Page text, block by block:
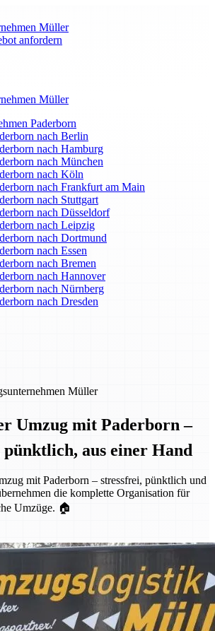
Müller
anfordern
Müller
Paderborn
nach Berlin
nach Hamburg
nach München
nach Köln
nach Frankfurt am Main
nach Stuttgart
nach Düsseldorf
nach Leipzig
nach Dortmund
nach Essen
nach Bremen
nach Hannover
nach Nürnberg
nach Dresden
Müller
Umzug mit Paderborn –
pünktlich, aus einer Hand
mit Paderborn – stressfrei, pünktlich und
die komplette Organisation für
Umzüge. 🏠